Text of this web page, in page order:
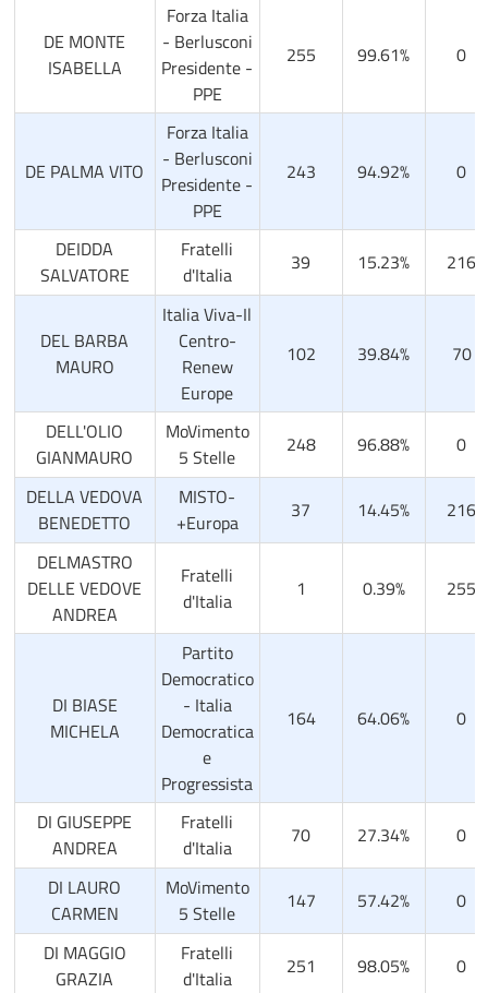
DE MONTE
ISABELLA
Forza Italia
- Berlusconi
Presidente -
PPE
255 99.61% 0
DE PALMA VITO
Forza Italia
- Berlusconi
Presidente -
PPE
243 94.92% 0
DEIDDA
SALVATORE
Fratelli
d'Italia
39 15.23% 216
DEL BARBA
MAURO
Italia Viva-Il
Centro-
Renew
Europe
102 39.84% 70
DELL'OLIO
GIANMAURO
MoVimento
5 Stelle
248 96.88%
0
DELLA VEDOVA
BENEDETTO
MISTO-
+Europa
37 14.45%
216
DELMASTRO
DELLE VEDOVE
ANDREA
Fratelli
d'Italia
1 0.39% 255
DI BIASE
MICHELA
Partito
Democratico
- Italia
Democratica
e
Progressista
164 64.06% 0
DI GIUSEPPE
ANDREA
Fratelli
d'Italia
70 27.34%
0
DI LAURO
CARMEN
MoVimento
5 Stelle
147 57.42%
0
DI MAGGIO
GRAZIA
Fratelli
d'Italia
251 98.05%
0